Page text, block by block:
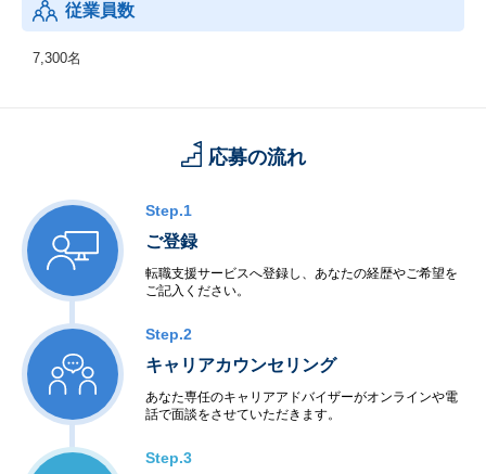
従業員数
7,300名
応募の流れ
Step.1
ご登録
転職支援サービスへ登録し、あなたの経歴やご希望を
ご記入ください。
Step.2
キャリアカウンセリング
あなた専任のキャリアアドバイザーがオンラインや電
話で面談をさせていただきます。
Step.3